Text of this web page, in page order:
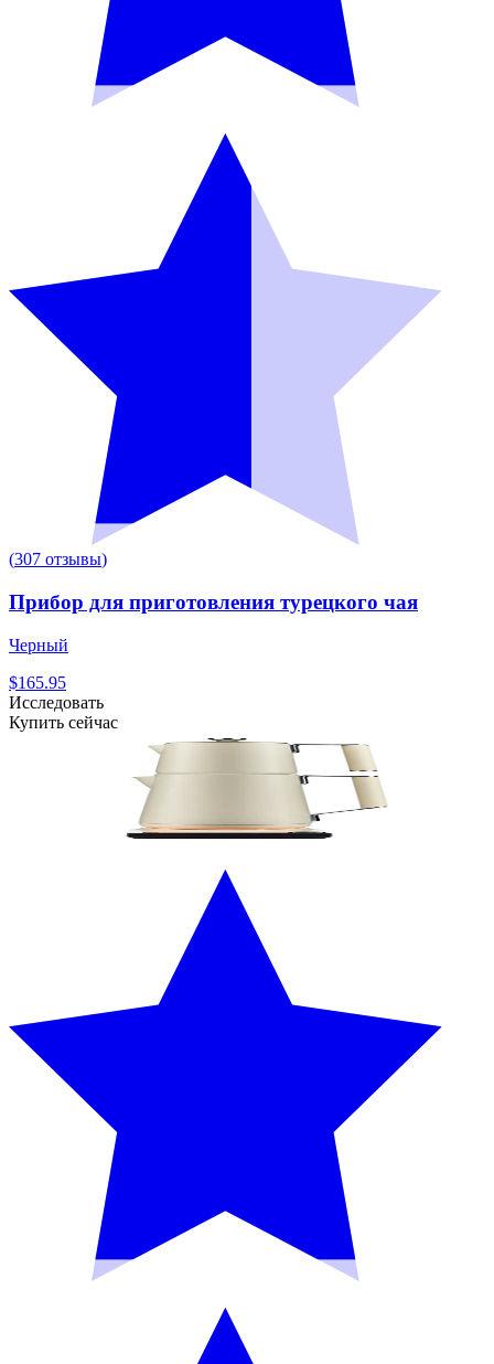
(307 отзывы)
Прибор для приготовления турецкого чая
Черный
$165.95
Исследовать
Купить сейчас